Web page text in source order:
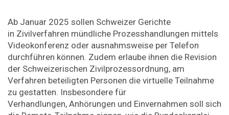
Ab Januar 2025 sollen Schweizer Gerichte
in Zivilverfahren mündliche Prozesshandlungen mittels
Videokonferenz oder ausnahmsweise per Telefon
durchführen können. Zudem erlaube ihnen die Revision
der Schweizerischen Zivilprozessordnung, am
Verfahren beteiligten Personen die virtuelle Teilnahme
zu gestatten. Insbesondere für
Verhandlungen, Anhörungen und Einvernahmen soll sich